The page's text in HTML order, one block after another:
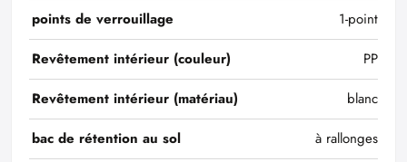
points de verrouillage
1-point
Revêtement intérieur (couleur)
PP
Revêtement intérieur (matériau)
blanc
bac de rétention au sol
à rallonges